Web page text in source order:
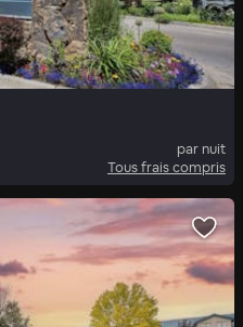
par nuit
Tous frais compris